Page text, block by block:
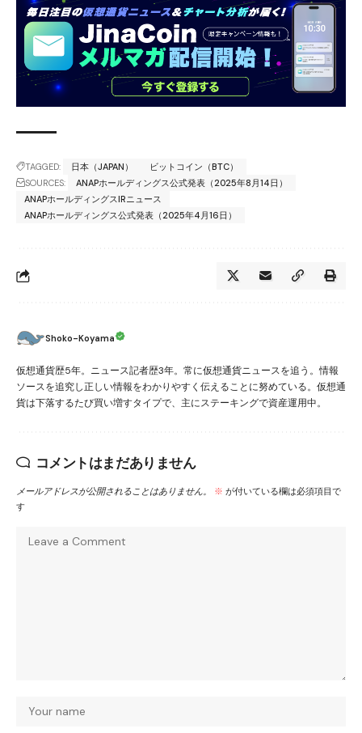
TAGGED: 日本（JAPAN）
ビットコイン（BTC）
SOURCES:
ANAPホールディングス公式発表（2025年8月14日）
ANAPホールディングスIRニュース
ANAPホールディングス公式発表（2025年4月16日）
Shoko-Koyama
仮想通貨歴5年。ニュース記者歴3年。常に仮想通貨ニュースを追う。情報
ソースを追究し正しい情報をわかりやすく伝えることに努めている。仮想通
貨は下落するたび買い増すタイプで、主にステーキングで資産運用中。
コメントはまだありません
メールアドレスが公開されることはありません。 ※ が付いている欄は必須項目で
す